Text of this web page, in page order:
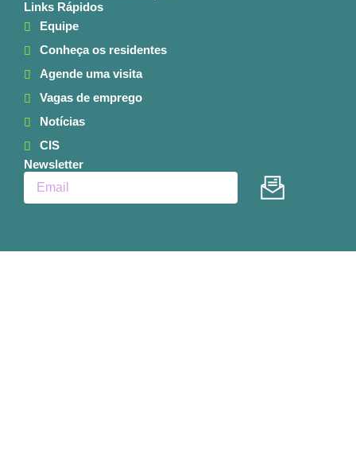
Links Rápidos
Equipe
Conheça os residentes
Agende uma visita
Vagas de emprego
Notícias
CIS
Newsletter
Enviar